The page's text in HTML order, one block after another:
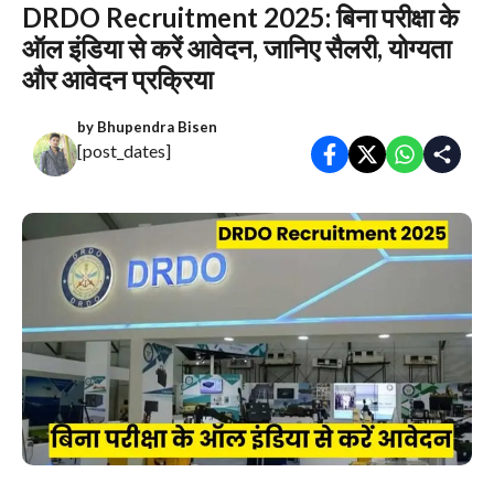
DRDO Recruitment 2025: बिना परीक्षा के
ऑल इंडिया से करें आवेदन, जानिए सैलरी, योग्यता
और आवेदन प्रक्रिया
by Bhupendra Bisen
[post_dates]